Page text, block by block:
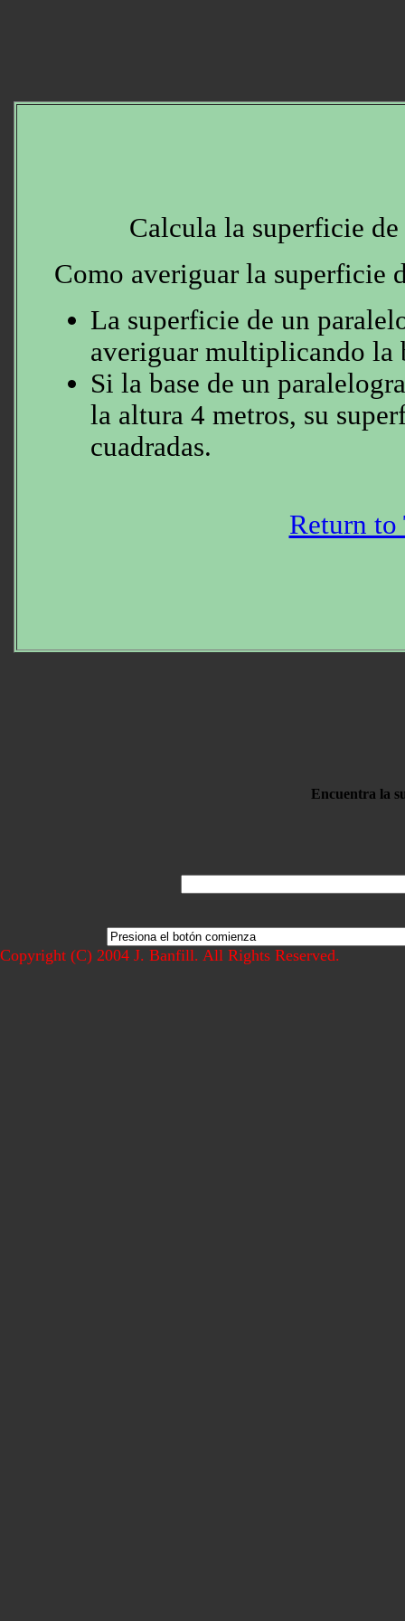
Calcula la superficie
Como averiguar la superficie
La superficie de un
averiguar multiplicando la
Si la base de un
la altura 4 metros, su
cuadradas.
Return to
Encuentra la
Copyright (C) 2004 J. Banfill. All Rights Reserved.